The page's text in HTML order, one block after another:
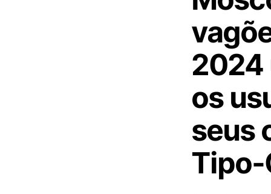
2024
os
seus
Tipo-